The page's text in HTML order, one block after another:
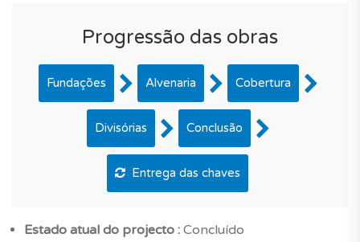
Progressão das obras
Fundações Alvenaria Cobertura
Divisórias Conclusão
Entrega das chaves
Estado atual do projecto : Concluído